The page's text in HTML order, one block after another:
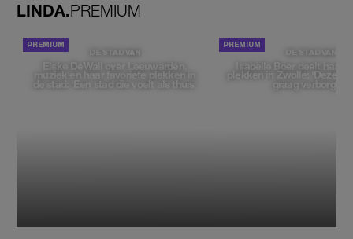
LINDA.PREMIUM
DE STAD VAN
Elske DeWall over Leeuwarden,
muziek en haar favoriete plekken in
de stad: 'Een stad die voelt als thuis'
DE STAD VAN
Isabelle Boer deelt haar
plekken in Zwolle: 'Deze
graag verborgen'